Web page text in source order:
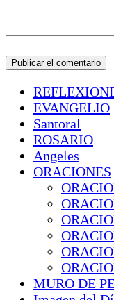
EVANGELIO
Santoral
ROSARIO
Angeles
ORACIONES
MURO DE